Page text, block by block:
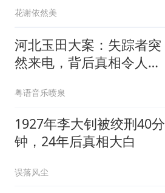
花谢依然美
河北玉田大案：失踪者突
然来电，背后真相令人震
粤语音乐喷泉
1927年李大钊被绞刑40分
钟，24年后真相大白
误落风尘